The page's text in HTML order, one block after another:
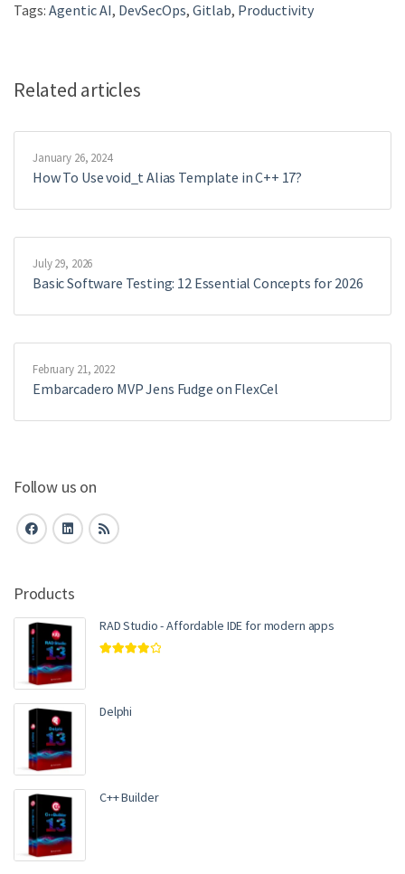
Tags: Agentic AI, DevSecOps, Gitlab, Productivity
Related articles
January 26, 2024
How To Use void_t Alias Template in C++ 17?
July 29, 2026
Basic Software Testing: 12 Essential Concepts for 2026
February 21, 2022
Embarcadero MVP Jens Fudge on FlexCel
Follow us on
Products
RAD Studio - Affordable IDE for modern apps
Delphi
C++ Builder